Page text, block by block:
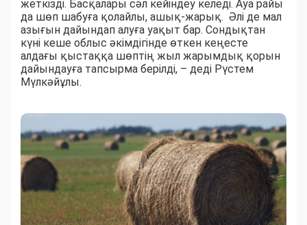
жеткізді. Басқалары сәл кейіндеу келеді. Ауа райы
да шөп шабуға қолайлы, ашық-жарық. Әлі де мал
азығын дайындап алуға уақыт бар. Сондықтан
күні кеше облыс әкімдігінде өткен кеңесте
алдағы қыстаққа шөптің жыл жарымдық қорын
дайындауға тапсырма берілді, – деді Рүстем
Мүлкәйұлы.